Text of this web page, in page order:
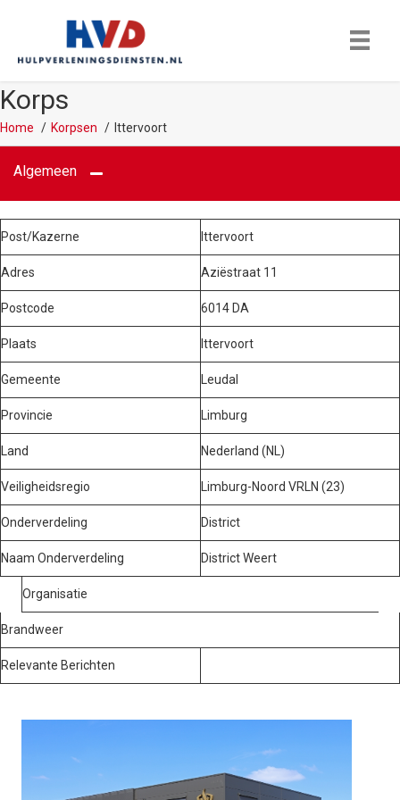
Korps
Home Korpsen Ittervoort
Algemeen
Post/Kazerne Ittervoort
Adres Aziëstraat 11
Postcode 6014 DA
Plaats Ittervoort
Gemeente Leudal
Provincie Limburg
Land Nederland (NL)
Veiligheidsregio Limburg-Noord VRLN (23)
Onderverdeling District
Naam Onderverdeling District Weert
Organisatie
Brandweer
Relevante Berichten